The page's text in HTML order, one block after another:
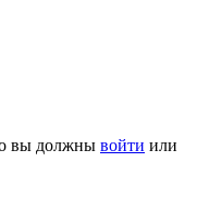
вы должны войти или